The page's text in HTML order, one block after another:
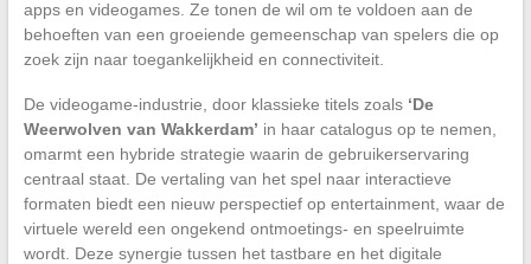
apps en videogames. Ze tonen de wil om te voldoen aan de
behoeften van een groeiende gemeenschap van spelers die op
zoek zijn naar toegankelijkheid en connectiviteit.
De videogame-industrie, door klassieke titels zoals ‘De
Weerwolven van Wakkerdam’ in haar catalogus op te nemen,
omarmt een hybride strategie waarin de gebruikerservaring
centraal staat. De vertaling van het spel naar interactieve
formaten biedt een nieuw perspectief op entertainment, waar de
virtuele wereld een ongekend ontmoetings- en speelruimte
wordt. Deze synergie tussen het tastbare en het digitale